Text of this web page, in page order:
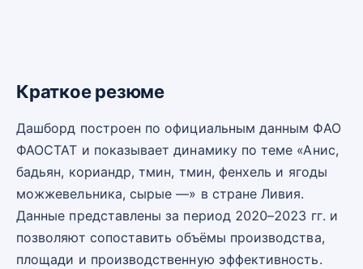
Краткое резюме
Дашборд построен по официальным данным ФАО
ФАОСТАТ и показывает динамику по теме «Анис,
бадьян, кориандр, тмин, тмин, фенхель и ягоды
можжевельника, сырые —» в стране Ливия.
Данные представлены за период 2020–2023 гг. и
позволяют сопоставить объёмы производства,
площади и производственную эффективность.